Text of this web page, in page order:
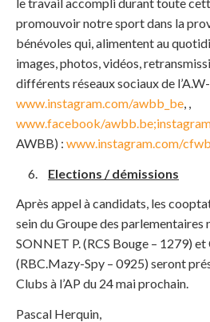
promouvoir notre sport dans la
bénévoles qui, alimentent au
images, photos, vidéos,
différents réseaux sociaux de
www.instagram.com/awbb_be, ,
www.facebook/
AWBB) : www.instagram.com/
Elections / démissions
Après appel à candidats, les
sein du Groupe des parlementaires
SONNET P. (RCS Bouge – 1279)
(RBC.Mazy-Spy – 0925) seront
Clubs à l’AP du 24 mai prochain.
Pascal